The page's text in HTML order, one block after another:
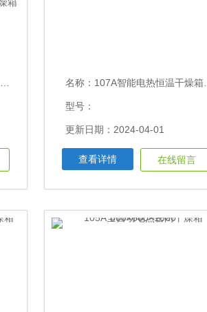
名称： 107A智能电热恒温干燥箱2500×2600×2200
型号：
更新日期：2024-04-01
查看详情 在线留言